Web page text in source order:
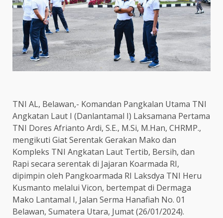
TNI AL, Belawan,- Komandan Pangkalan Utama TNI
Angkatan Laut I (Danlantamal I) Laksamana Pertama
TNI Dores Afrianto Ardi, S.E., M.Si, M.Han, CHRMP.,
mengikuti Giat Serentak Gerakan Mako dan
Kompleks TNI Angkatan Laut Tertib, Bersih, dan
Rapi secara serentak di Jajaran Koarmada RI,
dipimpin oleh Pangkoarmada RI Laksdya TNI Heru
Kusmanto melalui Vicon, bertempat di Dermaga
Mako Lantamal I, Jalan Serma Hanafiah No. 01
Belawan, Sumatera Utara, Jumat (26/01/2024).